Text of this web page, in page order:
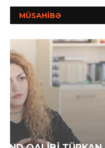
MÜSAHİBƏ